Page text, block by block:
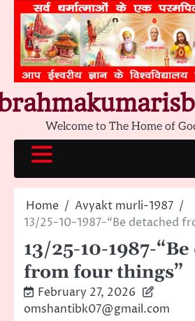
content
Welcome to The Home of
Home
Avyakt murli-1987
13/25-10-1987-“Be detached
13/25-10-1987-
from four things”
February 27, 2026
omshantibk07@gmail.com